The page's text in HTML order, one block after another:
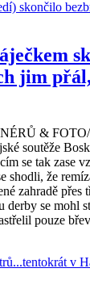
jim
& FOTO/
soutěže
se tak zase
shodli, že
zahradě přes
se mohl
pouze